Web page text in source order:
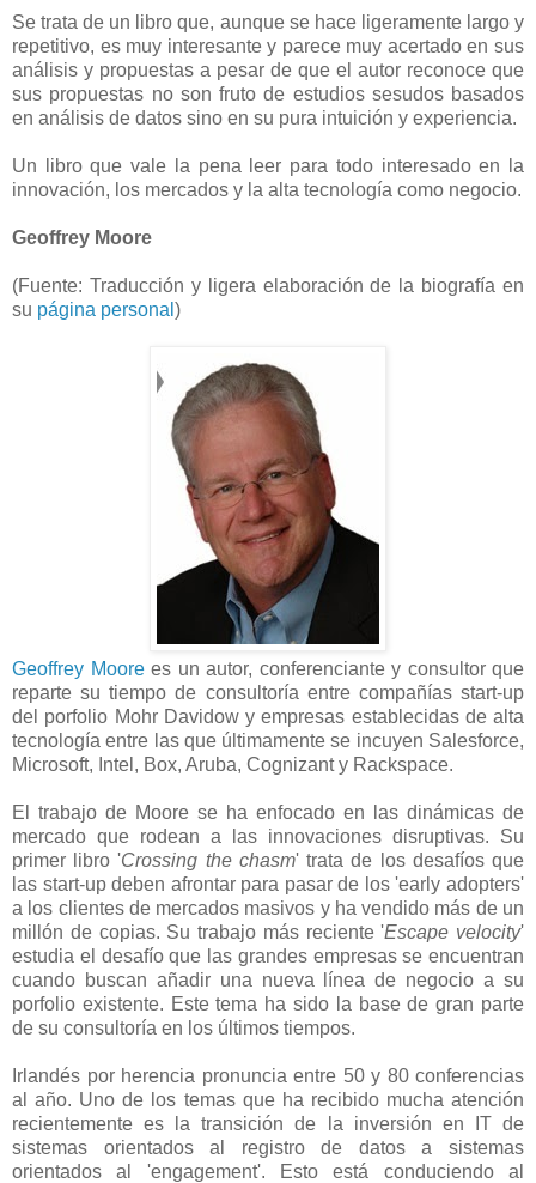
Se trata de un libro que, aunque se hace ligeramente largo y
repetitivo, es muy interesante y parece muy acertado en sus
análisis y propuestas a pesar de que el autor reconoce que
sus propuestas no son fruto de estudios sesudos basados
en análisis de datos sino en su pura intuición y experiencia.
Un libro que vale la pena leer para todo interesado en la
innovación, los mercados y la alta tecnología como negocio.
Geoffrey Moore
(Fuente: Traducción y ligera elaboración de la biografía en
su página personal )
Geoffrey Moorees un autor, conferenciante y consultor que
reparte su tiempo de consultoría entre compañías start-up
del porfolio Mohr Davidow y empresas establecidas de alta
tecnología entre las que últimamente se incuyen Salesforce,
Microsoft, Intel, Box, Aruba, Cognizant y Rackspace.
El trabajo de Moore se ha enfocado en las dinámicas de
mercado que rodean a las innovaciones disruptivas. Su
primer libro 'Crossing the chasm' trata de los desafíos que
las start-up deben afrontar para pasar de los 'early adopters'
a los clientes de mercados masivos y ha vendido más de un
millón de copias. Su trabajo más reciente 'Escape velocity'
estudia el desafío que las grandes empresas se encuentran
cuando buscan añadir una nueva línea de negocio a su
porfolio existente. Este tema ha sido la base de gran parte
de su consultoría en los últimos tiempos.
Irlandés por herencia pronuncia entre 50 y 80 conferencias
al año. Uno de los temas que ha recibido mucha atención
recientemente es la transición de la inversión en IT de
sistemas orientados al registro de datos a sistemas
orientados al 'engagement'. Esto está conduciendo al